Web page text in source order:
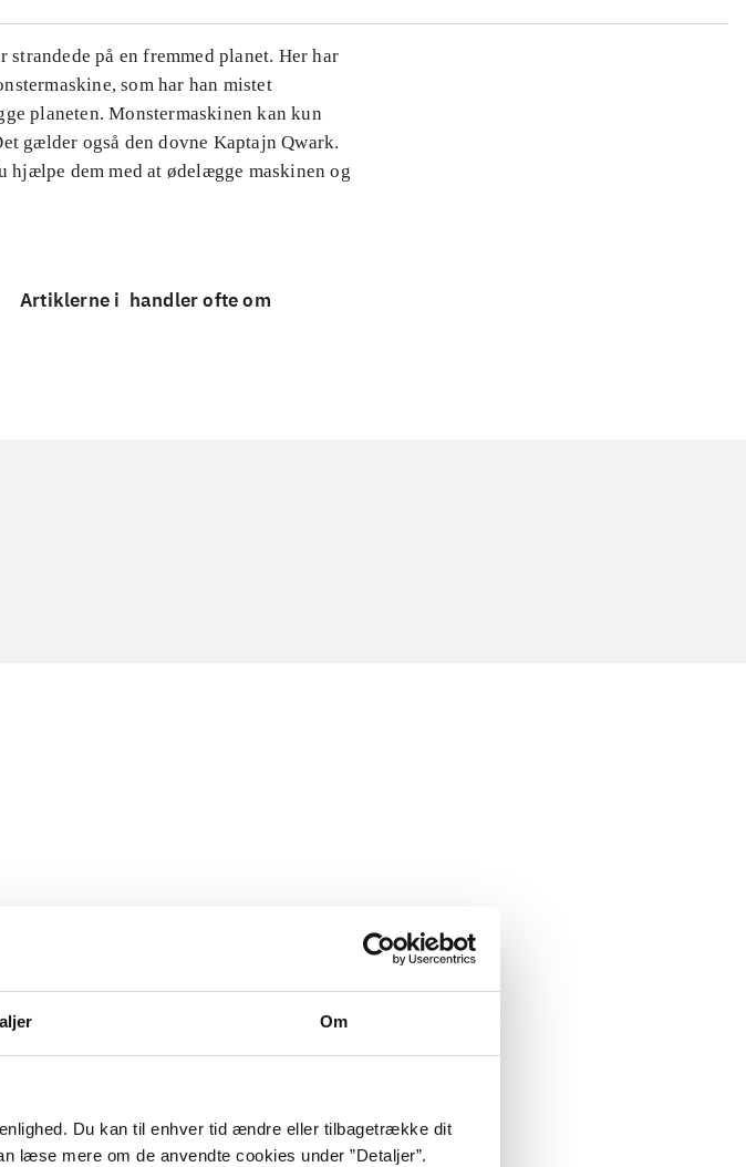
Om
Du kan til enhver tid ændre eller tilbagetrække dit
læse mere om de anvendte cookies under ”Detaljer”.
på en fremmed planet. Her har
som har han mistet
planeten. Monstermaskinen kan kun
gælder også den dovne Kaptajn Qwark.
dem med at ødelægge maskinen og
Artiklerne i handler ofte om